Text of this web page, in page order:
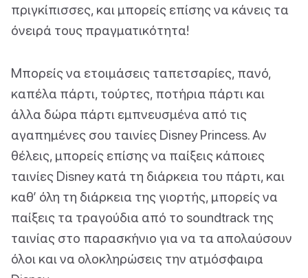
πριγκίπισσες, και μπορείς επίσης να κάνεις τα
όνειρά τους πραγματικότητα!
Μπορείς να ετοιμάσεις ταπετσαρίες, πανό,
καπέλα πάρτι, τούρτες, ποτήρια πάρτι και
άλλα δώρα πάρτι εμπνευσμένα από τις
αγαπημένες σου ταινίες Disney Princess. Αν
θέλεις, μπορείς επίσης να παίξεις κάποιες
ταινίες Disney κατά τη διάρκεια του πάρτι, και
καθ’ όλη τη διάρκεια της γιορτής, μπορείς να
παίξεις τα τραγούδια από το soundtrack της
ταινίας στο παρασκήνιο για να τα απολαύσουν
όλοι και να ολοκληρώσεις την ατμόσφαιρα